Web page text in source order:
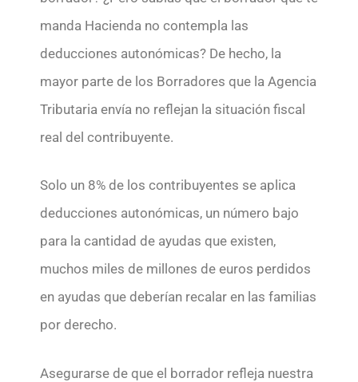
manda Hacienda no contempla las
deducciones autonómicas? De hecho, la
mayor parte de los Borradores que la Agencia
Tributaria envía no reflejan la situación fiscal
real del contribuyente.
Solo un 8% de los contribuyentes se aplica
deducciones autonómicas, un número bajo
para la cantidad de ayudas que existen,
muchos miles de millones de euros perdidos
en ayudas que deberían recalar en las familias
por derecho.
Asegurarse de que el borrador refleja nuestra